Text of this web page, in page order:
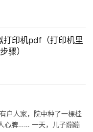
打印机pdf（打印机里
骤）
户人家，院中种了一棵桂
心脾…… 一天，儿子蹦蹦